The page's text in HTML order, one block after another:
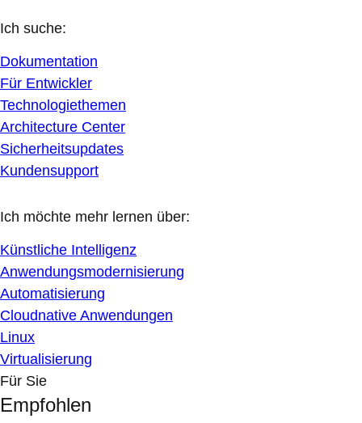
Ich suche:
Dokumentation
Für Entwickler
Technologiethemen
Architecture Center
Sicherheitsupdates
Kundensupport
Ich möchte mehr lernen über:
Künstliche Intelligenz
Anwendungsmodernisierung
Automatisierung
Cloudnative Anwendungen
Linux
Virtualisierung
Für Sie
Empfohlen